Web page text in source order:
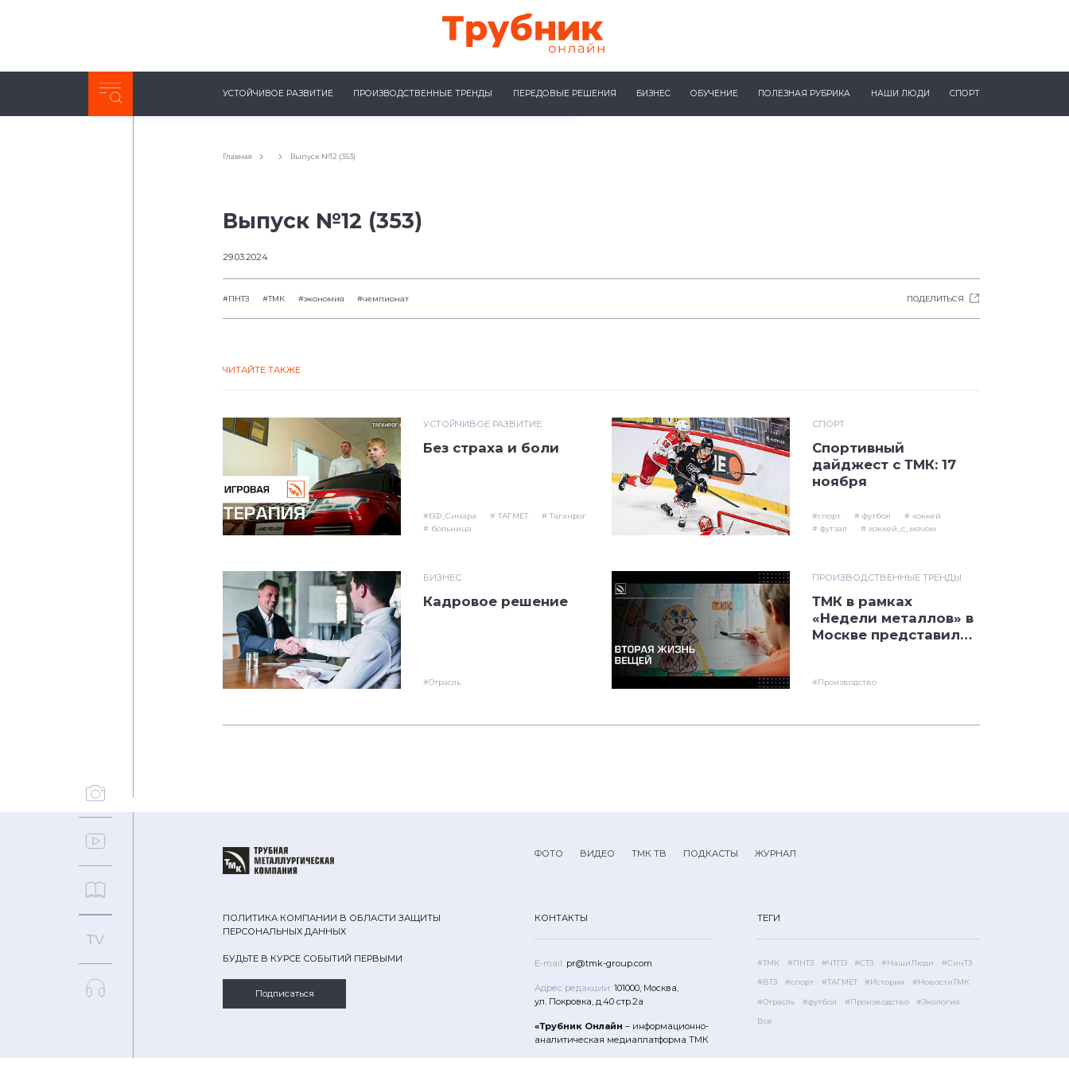
Неделя с ТМК. Выпуск №27 (225)
УСТОЙЧИВОЕ РАЗВИТИЕ ПРОИЗВОДСТВЕННЫЕ ТРЕНДЫ ПЕРЕДОВЫЕ РЕШЕНИЯ БИЗНЕС ОБУЧЕНИЕ ПОЛЕЗНАЯ РУБРИКА НАШИ ЛЮДИ СПОРТ
Главная Выпуск №12 (353)
Выпуск №12 (353)
29.03.2024
#ПНТЗ #ТМК #экономия #чемпионат ПОДЕЛИТЬСЯ
ЧИТАЙТЕ ТАКЖЕ
УСТОЙЧИВОЕ РАЗВИТИЕ
Без страха и боли
#БФ_Синара # ТАГМЕТ
# Таганрог
# больница
СПОРТ
Спортивный
дайджест с ТМК: 17
ноября
#спорт # футбол
# хоккей
# футзал
# хоккей_с_мячом
БИЗНЕС
Кадровое решение
#Отрасль
ПРОИЗВОДСТВЕННЫЕ ТРЕНДЫ
ТМК в рамках
«Недели металлов» в
Москве представила
ном производстве
#Производство
ФОТО ВИДЕО ТМК ТВ ПОДКАСТЫ ЖУРНАЛ
ПОЛИТИКА КОМПАНИИ В ОБЛАСТИ ЗАЩИТЫ
ПЕРСОНАЛЬНЫХ ДАННЫХ
БУДЬТЕ В КУРСЕ СОБЫТИЙ ПЕРВЫМИ
Подписаться
КОНТАКТЫ
E-mail: pr@tmk-group.com
Адрес редакции: 101000, Москва,
ул. Покровка, д.40 стр.2а
«Трубник Онлайн – информационно-
аналитическая медиаплатформа ТМК
ТЕГИ
#ТМК #ПНТЗ #ЧТПЗ #СТЗ #НашиЛюди #СинТЗ
#ВТЗ #спорт #ТАГМЕТ #История #НовостиТМК
#Отрасль #футбол #Производство #Экология
Все